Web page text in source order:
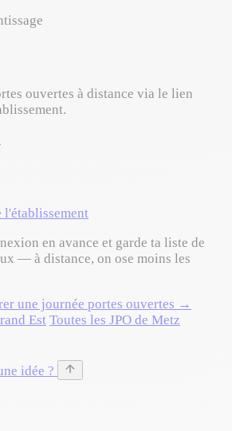
ouvertes à distance via le lien
l'établissement
en avance et garde ta liste de
— à distance, on ose moins les
une journée portes ouvertes →
Est Toutes les JPO de Metz
idée ?